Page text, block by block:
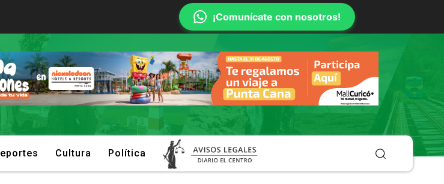
¡Comunícate con nosotros!
Cultura Política